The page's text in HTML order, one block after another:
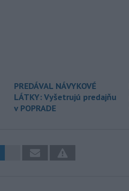
PREDÁVAL NÁVYKOVÉ
LÁTKY: Vyšetrujú predajňu
v POPRADE